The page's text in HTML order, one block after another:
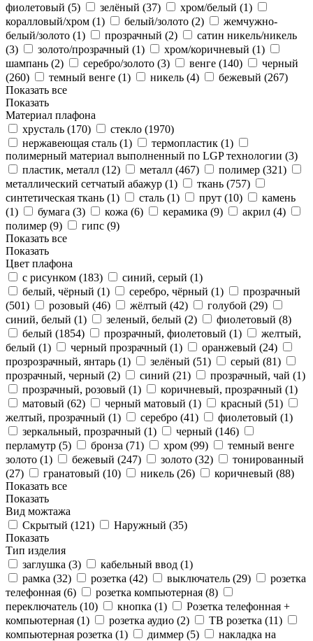
фиолетовый (5) зелёный (37) хром/белый (1)
коралловый/хром (1) белый/золото (2)
жемчужно-
белый/золото (1) прозрачный (2)
сатин никель/никель
(3) золото/прозрачный (1) хром/коричневый (1)
шампань (2) серебро/золото (3) венге (140)
черный
(260) темный венге (1) никель (4) бежевый (267)
Показать все
Показать
Материал плафона
хрусталь (170) стекло (1970)
нержавеющая сталь (1) термопластик (1)
полимерный материал выполненный по LGP технологии (3)
пластик, металл (12) металл (467) полимер (321)
металлический сетчатый абажур (1) ткань (757)
синтетическая ткань (1) сталь (1) прут (10)
камень
(1) бумага (3) кожа (6) керамика (9) акрил (4)
полимер (9) гипс (9)
Показать все
Показать
Цвет плафона
с рисунком (183) синий, серый (1)
белый, чёрный (1) серебро, чёрный (1)
прозрачный
(501) розовый (46) жёлтый (42) голубой (29)
синий, белый (1) зеленый, белый (2) фиолетовый (8)
белый (1854) прозрачный, фиолетовый (1)
желтый,
белый (1) черный прозрачный (1) оранжевый (24)
прозрозрачный, янтарь (1) зелёный (51) серый (81)
прозрачный, черный (2) синий (21) прозрачный, чай (1)
прозрачный, розовый (1) коричневый, прозрачный (1)
матовый (62) черный матовый (1) красный (51)
желтый, прозрачный (1) серебро (41) фиолетовый (1)
зеркальный, прозрачный (1) черный (146)
перламутр (5) бронза (71) хром (99)
темный венге
золото (1) бежевый (247) золото (32)
тонированный
(27) гранатовый (10) никель (26) коричневый (88)
Показать все
Показать
Вид можтажа
Скрытый (121) Наружный (35)
Показать
Тип изделия
заглушка (3) кабельный ввод (1)
рамка (32) розетка (42) выключатель (29)
розетка
телефонная (6) розетка компьютерная (8)
переключатель (10) кнопка (1)
Розетка телефонная +
компьютерная (1) розетка аудио (2) ТВ розетка (11)
компьютерная розетка (1) диммер (5)
накладка на